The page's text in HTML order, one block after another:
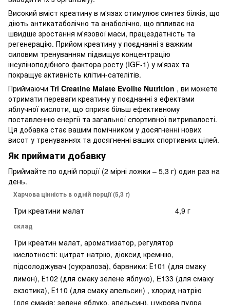
Високий вміст креатину в м'язах стимулює синтез білків, що
діють антикатаболічно та анаболічно, що впливає на
швидше зростання м'язової маси, працездатність та
регенерацію. Прийом креатину у поєднанні з важким
силовим тренуванням підвищує концентрацію
інсуліноподібного фактора росту (IGF-1) у м'язах та
покращує активність клітин-сателітів.
Приймаючи Tri Creatine Malate Evolite Nutrition , ви можете
отримати переваги креатину у поєднанні з ефектами
яблучної кислоти, що сприяє більш ефективному
поставленню енергії та загальної спортивної витривалості.
Ця добавка стає вашим помічником у досягненні нових
висот у тренуваннях та досягненні ваших спортивних цілей.
Як приймати добавку
Приймайте по одній порції (2 мірні ложки – 5,3 г) один раз на
день.
Харчова цінність в одній порції (5,3 г)
Три креатини малат 4,9 г
склад
Три креатин малат, ароматизатор, регулятор
кислотності: цитрат натрію, діоксид кремнію,
підсолоджувач (сукралоза), барвники: Е101 (для смаку
лимон), Е102 (для смаку зелене яблуко), E133 (для смаку
екзотика), Е110 (для смаку апельсин) , хлорид натрію
(для смаків: зелене яблуко, апельсин), цукрова пудра